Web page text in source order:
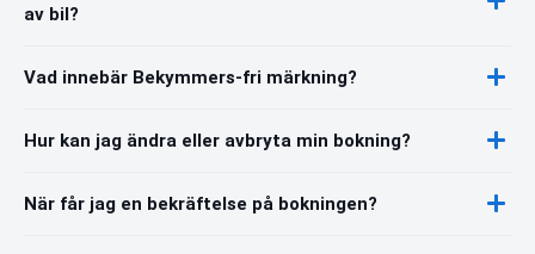
av bil?
Vad innebär Bekymmers-fri märkning?
Hur kan jag ändra eller avbryta min bokning?
När får jag en bekräftelse på bokningen?